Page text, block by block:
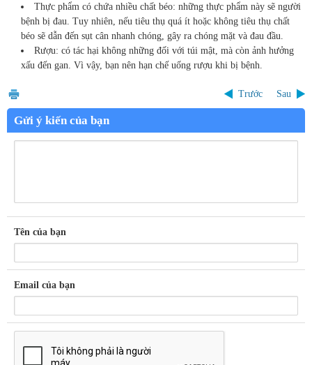
Thực phẩm có chứa nhiều chất béo: những thực phẩm này sẽ người
bệnh bị đau. Tuy nhiên, nếu tiêu thụ quá ít hoặc không tiêu thụ chất
béo sẽ dẫn đến sụt cân nhanh chóng, gây ra chóng mặt và đau đầu.
Rượu: có tác hại không những đối với túi mật, mà còn ảnh hưởng
xấu đến gan. Vì vậy, bạn nên hạn chế uống rượu khi bị bệnh.
Trước Sau
Gửi ý kiến của bạn
Tên của bạn
Email của bạn